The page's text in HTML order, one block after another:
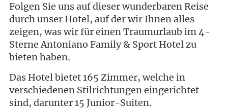
Folgen Sie uns auf dieser wunderbaren Reise
durch unser Hotel, auf der wir Ihnen alles
zeigen, was wir für einen Traumurlaub im 4-
Sterne Antoniano Family & Sport Hotel zu
bieten haben.
Das Hotel bietet 165 Zimmer, welche in
verschiedenen Stilrichtungen eingerichtet
sind, darunter 15 Junior-Suiten.